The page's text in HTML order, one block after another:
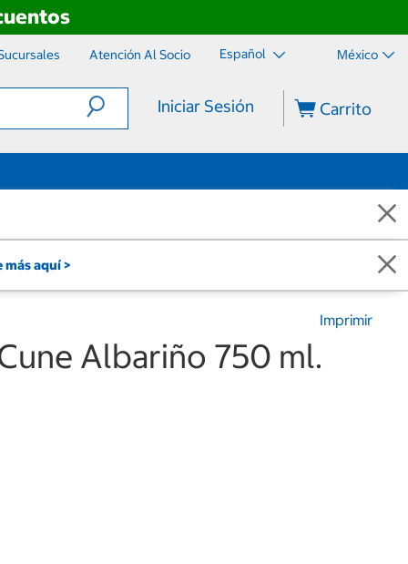
Atención Al Socio Español México
Iniciar Sesión Carrito
más aquí >
Imprimir
Albariño 750 ml.